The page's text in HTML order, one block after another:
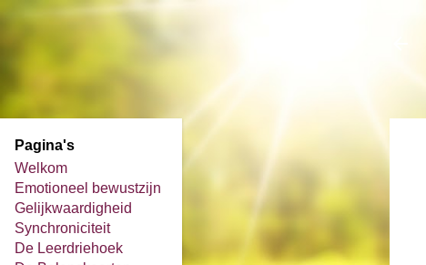
Pagina's
Welkom
Emotioneel bewustzijn
Gelijkwaardigheid
Synchroniciteit
De Leerdriehoek